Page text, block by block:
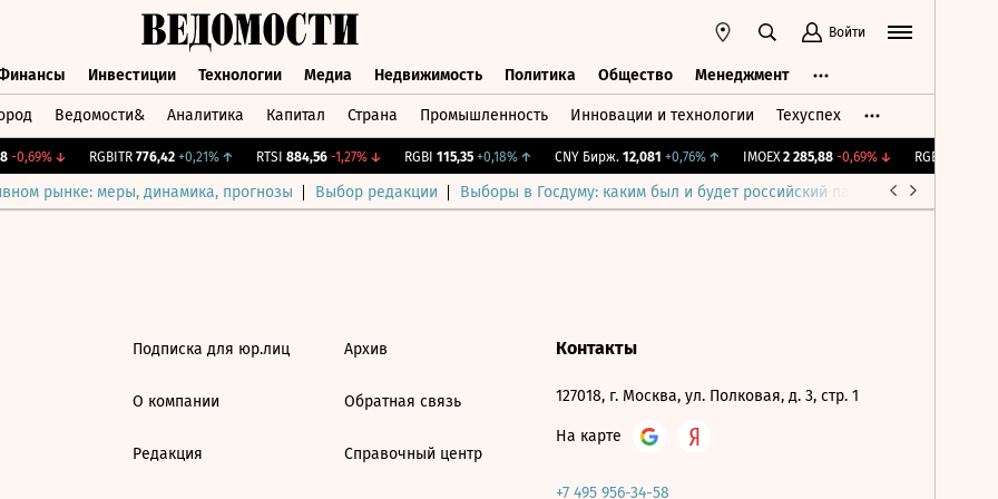
Войти
Инвестиции Технологии Медиа Недвижимость Политика Общество Менеджмент
Ведомости& Аналитика Капитал Страна Промышленность Инновации и технологии Техуспех
-0,69%↓ RGBITR 776,42 +0,21%↑ RTSI 884,56 -1,27%↓ RGBI 115,35 +0,18%↑ CNY Бирж. 12,081 +0,76%↑ IMOEX 2 285,88 -0,69%↓ RGBITR
рынке: меры, динамика, прогнозы Выбор редакции Выборы в Госдуму: каким был и будет российский парламент
Подписка для юр.лиц
О компании
Редакция
Архив
Обратная связь
Справочный центр
Контакты
127018, г. Москва, ул. Полковая, д. 3, стр. 1
На карте
+7 495 956-34-58